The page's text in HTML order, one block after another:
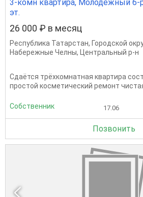
3-комн квартира, Молодежный б-
эт.
26 000 ₽ в месяц
Республика Татарстан, Городской
Набережные Челны, Центральный р-н
Сдаётся трёхкомнатная квартира
простой косметический ремонт
Собственник 17.06
Позвонить